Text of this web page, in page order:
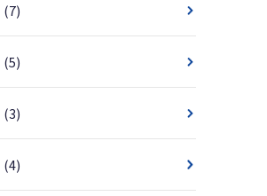
(7)
(5)
(3)
(4)